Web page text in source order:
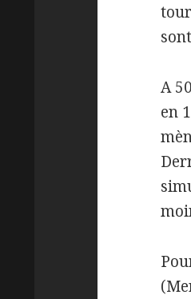
A
en